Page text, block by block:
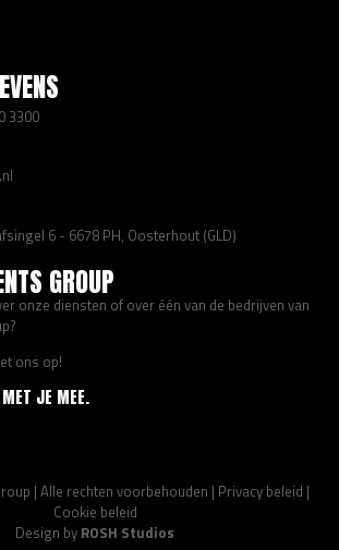
3300
6 - 6678 PH, Oosterhout (GLD)
GROUP
onze diensten of over één van de bedrijven van
ons op!
MET JE MEE.
| Alle rechten voorbehouden | Privacy beleid |
Cookie beleid
Design by ROSH Studios